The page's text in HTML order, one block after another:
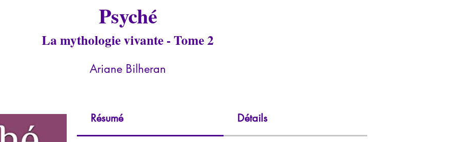
Psyché
La mythologie vivante - Tome 2
Ariane Bilheran
Résumé Détails